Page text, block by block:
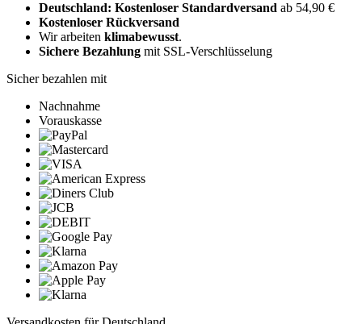
Deutschland: Kostenloser Standardversand ab 54,90 €
Kostenloser Rückversand
Wir arbeiten klimabewusst.
Sichere Bezahlung mit SSL-Verschlüsselung
Sicher bezahlen mit
Nachnahme
Vorauskasse